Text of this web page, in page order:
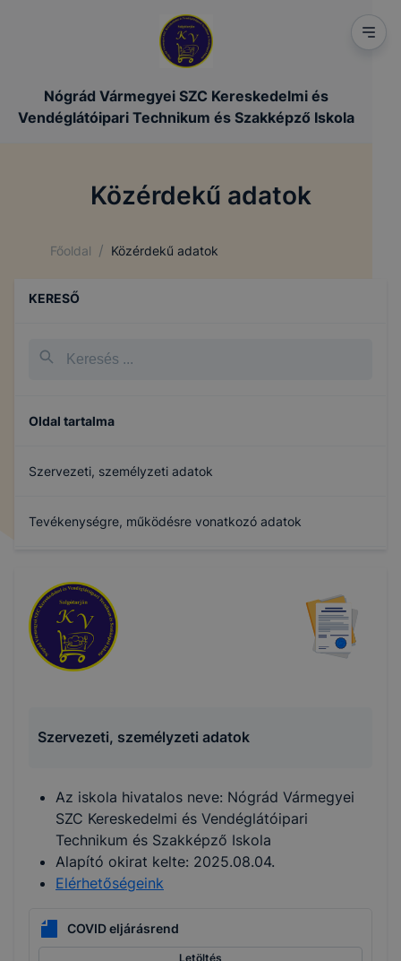
Nógrád Vármegyei SZC Kereskedelmi és
Vendéglátóipari Technikum és Szakképző Iskola
Közérdekű adatok
Főoldal / Közérdekű adatok
KERESŐ
Oldal tartalma
Szervezeti, személyzeti adatok
Tevékenységre, működésre vonatkozó adatok
Archívum
Szervezeti, személyzeti adatok
Az iskola hivatalos neve: Nógrád Vármegyei
SZC Kereskedelmi és Vendéglátóipari
Technikum és Szakképző Iskola
Alapító okirat kelte: 2025.08.04.
Elérhetőségeink
COVID eljárásrend
Letöltés